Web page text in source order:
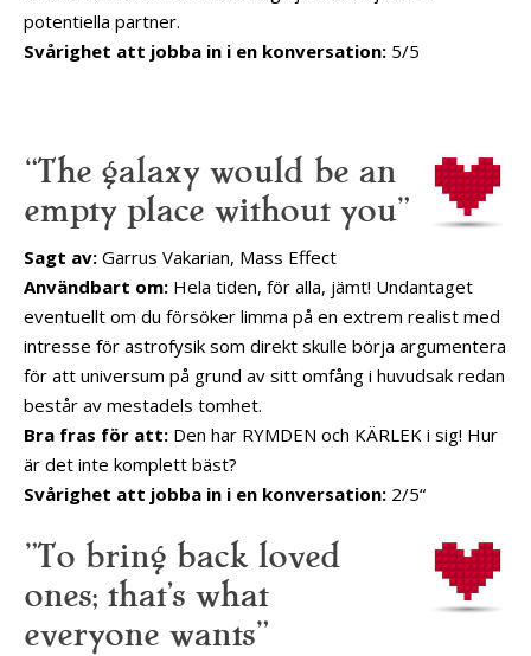
potentiella partner.
Svårighet att jobba in i en konversation: 5/5
“The galaxy would be an
empty place without you”
Sagt av: Garrus Vakarian, Mass Effect
Användbart om: Hela tiden, för alla, jämt! Undantaget
eventuellt om du försöker limma på en extrem realist med
intresse för astrofysik som direkt skulle börja argumentera
för att universum på grund av sitt omfång i huvudsak redan
består av mestadels tomhet.
Bra fras för att: Den har RYMDEN och KÄRLEK i sig! Hur
är det inte komplett bäst?
Svårighet att jobba in i en konversation: 2/5“
”To bring back loved
ones; that’s what
everyone wants”